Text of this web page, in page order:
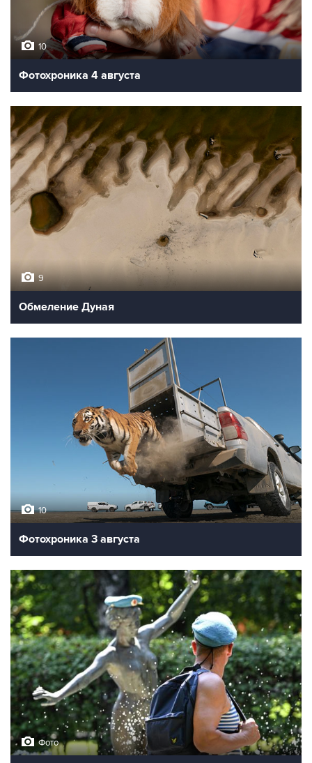
10
Фотохроника 4 августа
9
Обмеление Дуная
10
Фотохроника 3 августа
Фото